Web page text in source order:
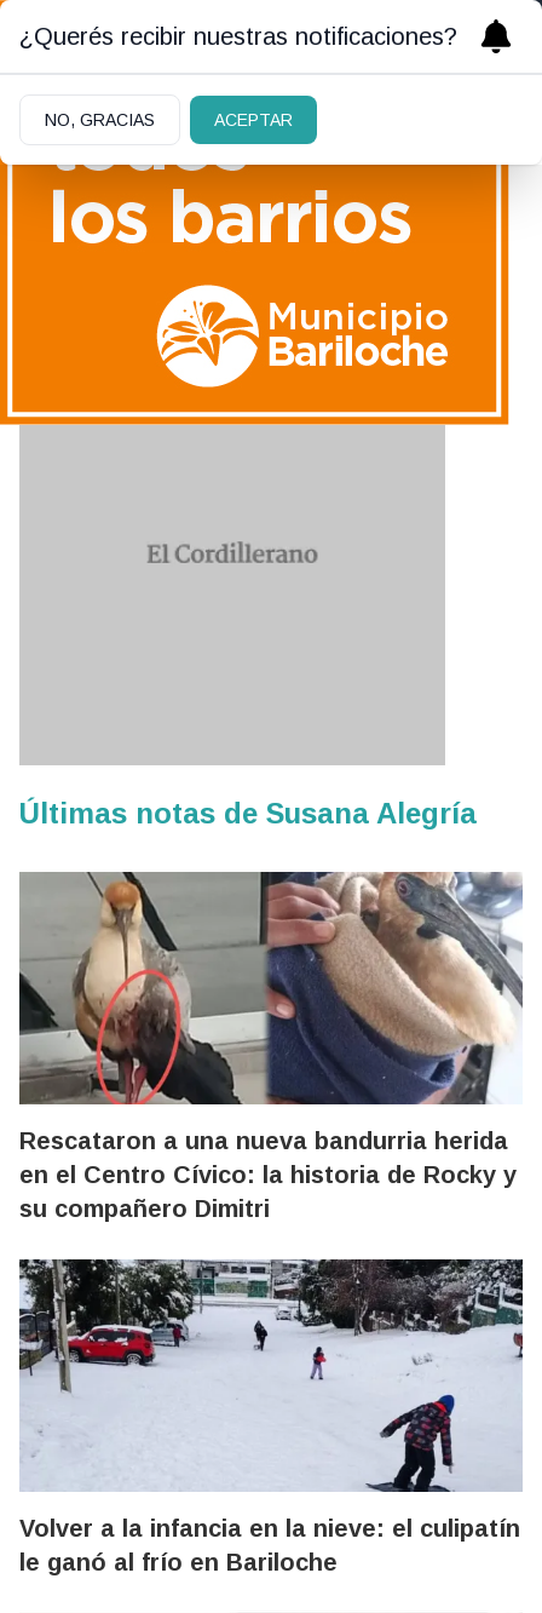
salegria@elcordillerano.com.ar
Últimas notas de Susana Alegría
Rescataron a una nueva bandurria herida
en el Centro Cívico: la historia de Rocky y
su compañero Dimitri
Volver a la infancia en la nieve: el culipatín
le ganó al frío en Bariloche
¿Querés recibir nuestras notificaciones?
NO, GRACIAS ACEPTAR